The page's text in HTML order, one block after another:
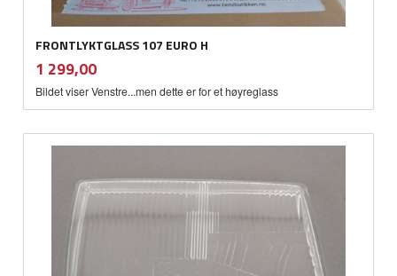
FRONTLYKTGLASS 107 EURO H
Pris
1 299,00mva.
Bildet viser Venstre...men dette er for et høyreglass